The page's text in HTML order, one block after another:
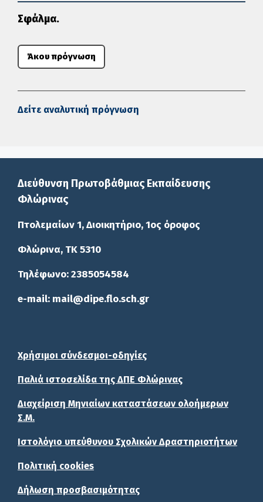
Σφάλμα.
Άκου πρόγνωση
Δείτε αναλυτική πρόγνωση
Διεύθυνση Πρωτοβάθμιας Εκπαίδευσης
Φλώρινας
Πτολεμαίων 1, Διοικητήριο, 1ος όροφος
Φλώρινα, ΤΚ 5310
Τηλέφωνο: 2385054584
e-mail: mail@dipe.flo.sch.gr
Χρήσιμοι σύνδεσμοι-οδηγίες
Παλιά ιστοσελίδα της ΔΠΕ Φλώρινας
Διαχείριση Μηνιαίων καταστάσεων ολοήμερων
Σ.Μ.
Ιστολόγιο υπεύθυνου Σχολικών Δραστηριοτήτων
Πολιτική cookies
Δήλωση προσβασιμότητας